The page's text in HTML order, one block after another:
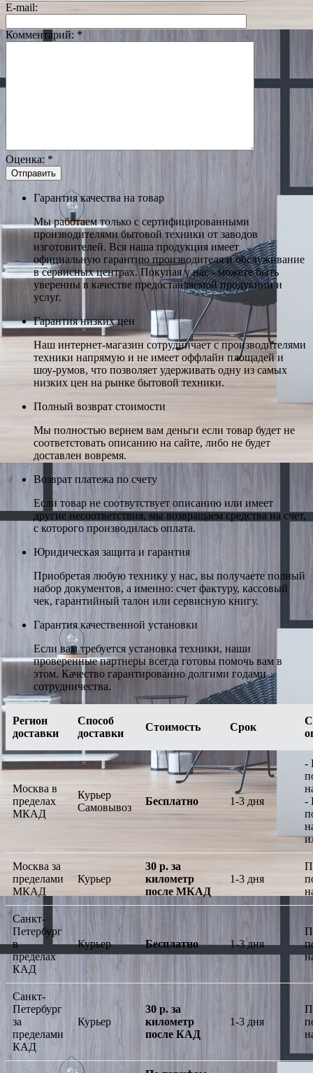
E-mail:
Комментарий: *
Оценка: *
Гарантия качества на товар
Мы работаем только с сертифицированными
производителями бытовой техники от заводов
изготовителей. Вся наша продукция имеет
официальную гарантию производителя и обслуживание
в сервисных центрах. Покупая у нас - можете быть
уверенны в качестве предоставляемой продукции и
услуг.
Гарантия низких цен
Наш интернет-магазин сотрудничает с производителями
техники напрямую и не имеет оффлайн площадей и
шоу-румов, что позволяет удерживать одну из самых
низких цен на рынке бытовой техники.
Полный возврат стоимости
Мы полностью вернем вам деньги если товар будет не
соответстовать описанию на сайте, либо не будет
доставлен вовремя.
Возврат платежа по счету
Если товар не соотвутствует описанию или имеет
другие несоответствия, мы возвращаем средства на счет,
с которого производилась оплата.
Юридическая защита и гарантия
Приобретая любую технику у нас, вы получаете полный
набор документов, а именно: счет фактуру, кассовый
чек, гарантийный талон или сервисную книгу.
Гарантия качественной установки
Если вам требуется установка техники, наши
проверенные партнеры всегда готовы помочь вам в
этом. Качество гарантированно долгими годами
сотрудничества.
Регион
доставки
Способ
доставки
Стоимость Срок
Москва в
пределах
МКАД
Курьер
Самовывоз
Бесплатно 1-3 дня
-
-
Москва за
пределами
МКАД
Курьер
30 р. за
километр
после МКАД
1-3 дня
Санкт-
Петербург
в
пределах
КАД
Курьер Бесплатно 1-3 дня
Санкт-
Петербург
за
пределами
КАД
Курьер
30 р. за
километр
после КАД
1-3 дня